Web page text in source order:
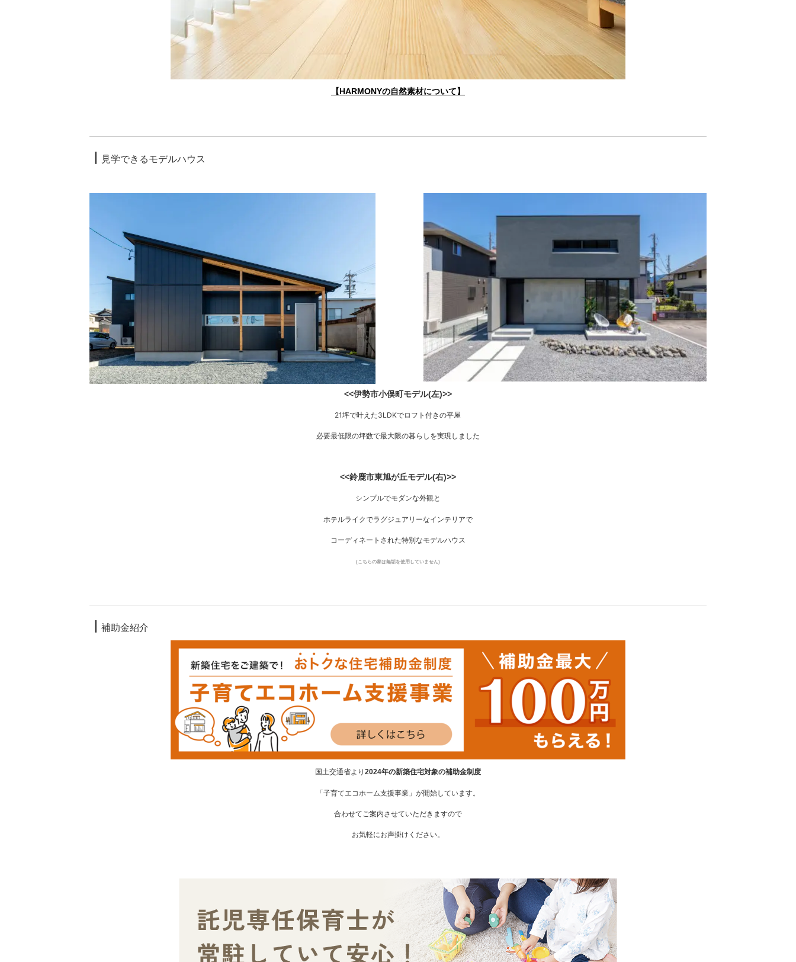
【HARMONYの自然素材について】
見学できるモデルハウス
<<伊勢市小俣町モデル(左)>>
21坪で叶えた3LDKでロフト付きの平屋
必要最低限の坪数で最大限の暮らしを実現しました
<<鈴鹿市東旭が丘モデル(右)>>
シンプルでモダンな外観と
ホテルライクでラグジュアリーなインテリアで
コーディネートされた特別なモデルハウス
(こちらの家は無垢を使用していません)
補助金紹介
国土交通省より 2024年の新築住宅対象の補助金制度
「子育てエコホーム支援事業」が開始しています。
合わせてご案内させていただきますので
お気軽にお声掛けください。